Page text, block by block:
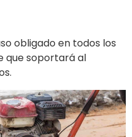
obligado en todos los
que soportará al